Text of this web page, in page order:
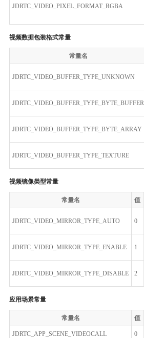
JDRTC_VIDEO_PIXEL_FORMAT_RGBA
视频数据包装格式常量
常量名
JDRTC_VIDEO_BUFFER_TYPE_UNKNOWN
JDRTC_VIDEO_BUFFER_TYPE_BYTE_BUFFER
JDRTC_VIDEO_BUFFER_TYPE_BYTE_ARRAY
JDRTC_VIDEO_BUFFER_TYPE_TEXTURE
视频镜像类型常量
常量名 值
JDRTC_VIDEO_MIRROR_TYPE_AUTO 0
JDRTC_VIDEO_MIRROR_TYPE_ENABLE 1
JDRTC_VIDEO_MIRROR_TYPE_DISABLE 2
应用场景常量
常量名 值
JDRTC_APP_SCENE_VIDEOCALL 0